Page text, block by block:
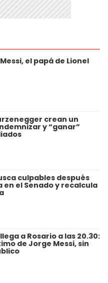
el papá de Lionel
crean un
y “ganar”
culpables después
en el Senado y recalcula
a Rosario a las 20.30:
de Jorge Messi, sin